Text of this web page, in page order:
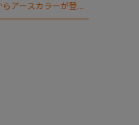
アースカラーが登